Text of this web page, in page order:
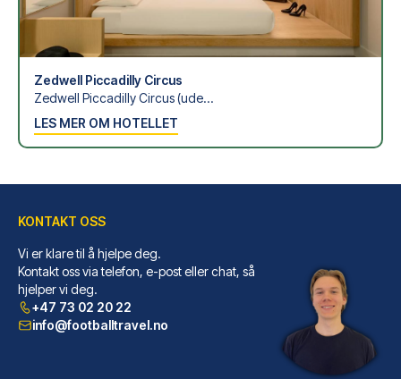
Zedwell Piccadilly Circus
Zedwell Piccadilly Circus (ude...
LES MER OM HOTELLET
KONTAKT OSS
Vi er klare til å hjelpe deg.
Kontakt oss via telefon, e-post eller chat, så
hjelper vi deg.
+47 73 02 20 22
info@footballtravel.no